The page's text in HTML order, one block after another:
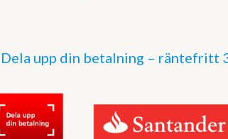
Dela upp din betalning – räntefritt